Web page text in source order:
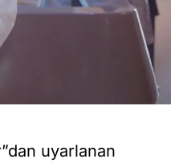
uyarlanan